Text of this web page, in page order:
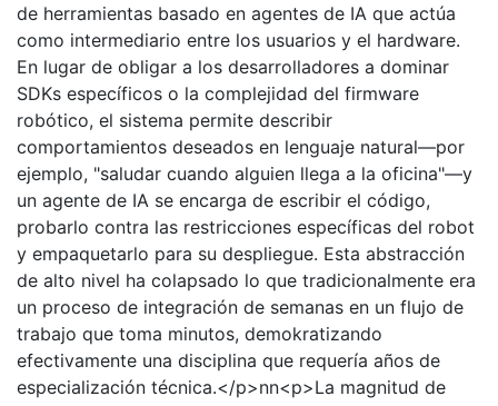
de herramientas basado en agentes de IA que actúa
como intermediario entre los usuarios y el hardware.
En lugar de obligar a los desarrolladores a dominar
SDKs específicos o la complejidad del firmware
robótico, el sistema permite describir
comportamientos deseados en lenguaje natural—por
ejemplo, "saludar cuando alguien llega a la oficina"—y
un agente de IA se encarga de escribir el código,
probarlo contra las restricciones específicas del robot
y empaquetarlo para su despliegue. Esta abstracción
de alto nivel ha colapsado lo que tradicionalmente era
un proceso de integración de semanas en un flujo de
trabajo que toma minutos, demokratizando
efectivamente una disciplina que requería años de
especialización técnica.</p>nn<p>La magnitud de